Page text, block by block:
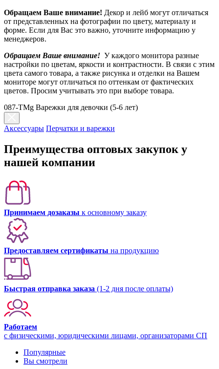
Обращаем Ваше внимание! Декор и лейб могут отличаться
от представленных на фотографии по цвету, материалу и
форме. Если для Вас это важно, уточните информацию у
менеджеров.
Обращаем Ваше внимание! У каждого монитора разные
настройки по цветам, яркости и контрастности. В связи с этим
цвета самого товара, а также рисунка и отделки на Вашем
мониторе могут отличаться по оттенкам от фактических
цветов. Просим учитывать это при выборе товара.
087-TMg Варежки для девочки (5-6 лет)
Аксессуары Перчатки и варежки
Преимущества оптовых закупок у
нашей компании
Принимаем дозаказы к основному заказу
Предоставляем сертификаты на продукцию
Быстрая отправка заказа (1-2 дня после оплаты)
Работаем
с физическими, юридическими лицами, организаторами СП
Популярные
Вы смотрели